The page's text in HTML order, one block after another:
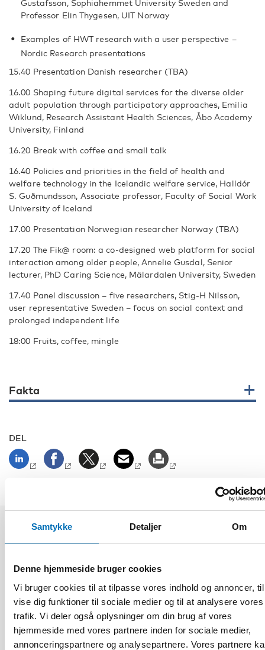
Samtykke Detaljer Om
Denne hjemmeside bruger cookies
Vi bruger cookies til at tilpasse vores indhold og annoncer,
vise dig funktioner til sociale medier og til at analysere vores
trafik. Vi deler også oplysninger om din brug af vores
hjemmeside med vores partnere inden for sociale medier,
annonceringspartnere og analysepartnere. Vores partnere
Gustafsson, Sophiahemmet University Sweden and
Professor Elin Thygesen, UIT Norway
Examples of HWT research with a user perspective –
Nordic Research presentations
15.40 Presentation Danish researcher (TBA)
16.00 Shaping future digital services for the diverse older
adult population through participatory approaches, Emilia
Wiklund, Research Assistant Health Sciences, Åbo Academy
University, Finland
16.20 Break with coffee and small talk
16.40 Policies and priorities in the field of health and
welfare technology in the Icelandic welfare service, Halldór
S. Guðmundsson, Associate professor, Faculty of Social Work
University of Iceland
17.00 Presentation Norwegian researcher Norway (TBA)
17.20 The Fik@ room: a co-designed web platform for social
interaction among older people, Annelie Gusdal, Senior
lecturer, PhD Caring Science, Mälardalen University, Sweden
17.40 Panel discussion – five researchers, Stig-H Nilsson,
user representative Sweden – focus on social context and
prolonged independent life
18:00 Fruits, coffee, mingle
Fakta
DEL
Relaterede nyheder